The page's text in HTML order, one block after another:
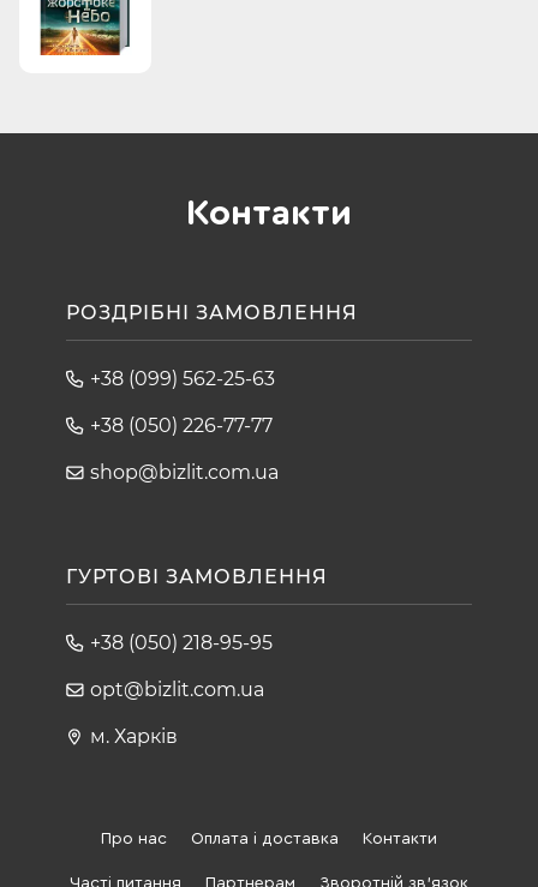
Контакти
РОЗДРІБНІ ЗАМОВЛЕННЯ
+38 (099) 562-25-63
+38 (050) 226-77-77
shop@bizlit.com.ua
ГУРТОВІ ЗАМОВЛЕННЯ
+38 (050) 218-95-95
opt@bizlit.com.ua
м. Харків
Про нас Оплата і доставка Контакти